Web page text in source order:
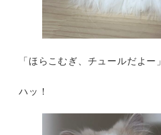
「ほらこむぎ、チュールだよー」
ハッ！